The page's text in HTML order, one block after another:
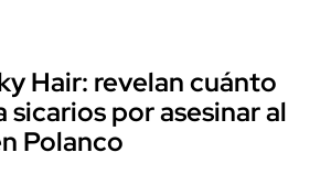
Hair: revelan cuánto
sicarios por asesinar al
Polanco